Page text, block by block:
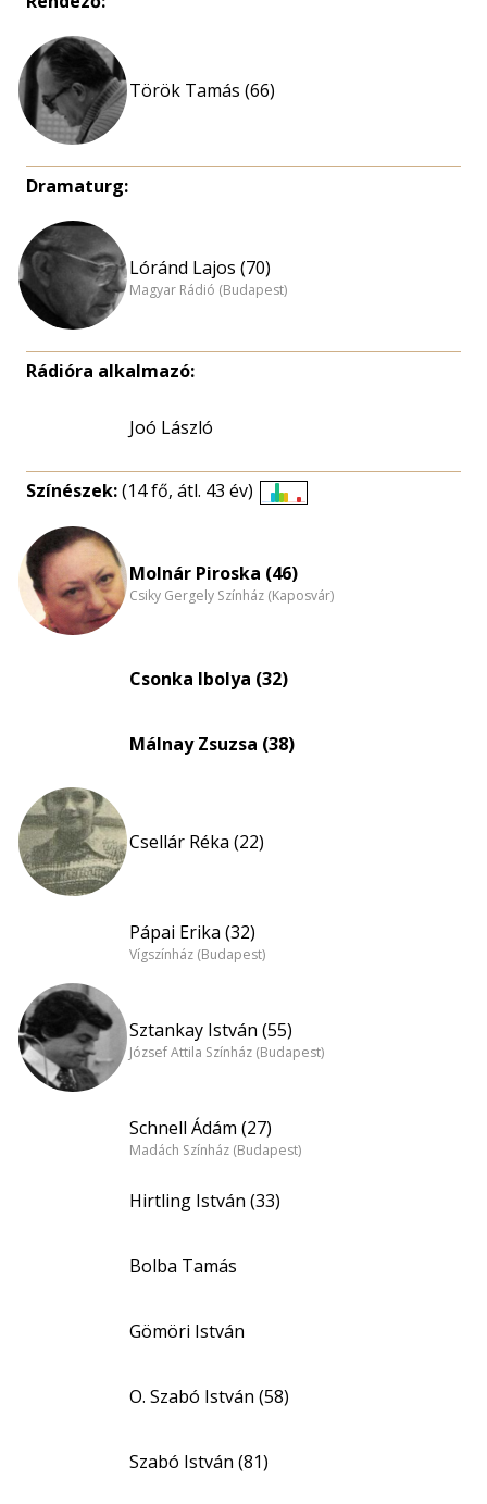
Török Tamás (66)
Dramaturg:
Lóránd Lajos (70)
Magyar Rádió (Budapest)
Rádióra alkalmazó:
Joó László
Színészek:(14 fő, átl. 43 év)
nagyítása
Molnár Piroska (46)
Csiky Gergely Színház (Kaposvár)
Csonka Ibolya (32)
Málnay Zsuzsa (38)
Csellár Réka (22)
Pápai Erika (32)
Vígszínház (Budapest)
Sztankay István (55)
József Attila Színház (Budapest)
Schnell Ádám (27)
Madách Színház (Budapest)
Hirtling István (33)
Bolba Tamás
Gömöri István
O. Szabó István (58)
Szabó István (81)